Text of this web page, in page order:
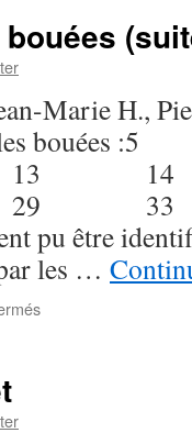
(suite)
Marie H.,
13
29
les …
sur